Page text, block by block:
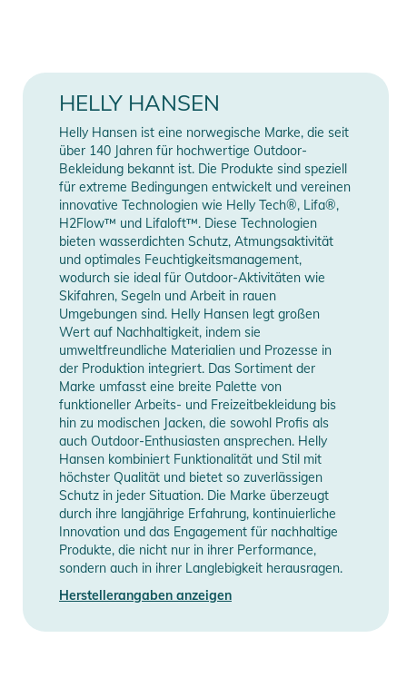
Temperaturen ermöglichen.
- LIFALOFT
- Wasserabweisender und winddichter Stoff
- Faser- und daunenfeste Stoffkonstruktion
- PFC-freie DWR-Beschichtung
- Durchgehender seitlicher Reißverschluss für ein einfaches
An- und Ausziehen
- Gesäßtasche
- Stretch-Einsätze für eine optimale Passform
- PFC-frei
- Maschinenwäsche in kaltem Wasser, 30 °C. Nicht bleichen.
Trocknen im Trockner bei niedriger Temperatur. Bügeln bei
niedriger Temperatur. Nicht chemisch reinigen.
- Reißverschlüsse vor dem Waschen schließen, Aufdruck
nicht bügeln, keinen Weichspüler verwenden, direkt nach dem
Trocknen aus dem Trockner entnehmen, dunkle Farben
separat waschen
Produktinformationen und
Sicherheitshinweise
finden Sie direkt am Produkt.
Material
Elastan / Futter: 100% Polyamid
/ Isoliermaterial: 70%
Polypropylen, 30% Polyester
Gender Women
Erscheinungsjahr 2026
Manufacturer
Information
Herstellerangaben anzeigen
HELLY HANSEN
Helly Hansen ist eine norwegische Marke, die seit
über 140 Jahren für hochwertige Outdoor-
Bekleidung bekannt ist. Die Produkte sind speziell
für extreme Bedingungen entwickelt und vereinen
innovative Technologien wie Helly Tech®, Lifa®,
H2Flow™ und Lifaloft™. Diese Technologien
bieten wasserdichten Schutz, Atmungsaktivität
und optimales Feuchtigkeitsmanagement,
wodurch sie ideal für Outdoor-Aktivitäten wie
Skifahren, Segeln und Arbeit in rauen
Umgebungen sind. Helly Hansen legt großen
Wert auf Nachhaltigkeit, indem sie
umweltfreundliche Materialien und Prozesse in
der Produktion integriert. Das Sortiment der
Marke umfasst eine breite Palette von
funktioneller Arbeits- und Freizeitbekleidung bis
hin zu modischen Jacken, die sowohl Profis als
auch Outdoor-Enthusiasten ansprechen. Helly
Hansen kombiniert Funktionalität und Stil mit
höchster Qualität und bietet so zuverlässigen
Schutz in jeder Situation. Die Marke überzeugt
durch ihre langjährige Erfahrung, kontinuierliche
Innovation und das Engagement für nachhaltige
Produkte, die nicht nur in ihrer Performance,
sondern auch in ihrer Langlebigkeit herausragen.
Herstellerangaben anzeigen